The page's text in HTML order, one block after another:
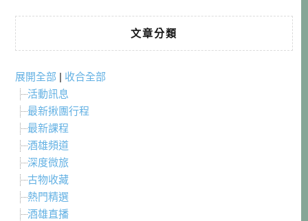
文章分類
展開全部 | 收合全部
活動訊息
最新揪團行程
最新課程
酒雄頻道
深度微旅
古物收藏
熱門精選
酒雄直播